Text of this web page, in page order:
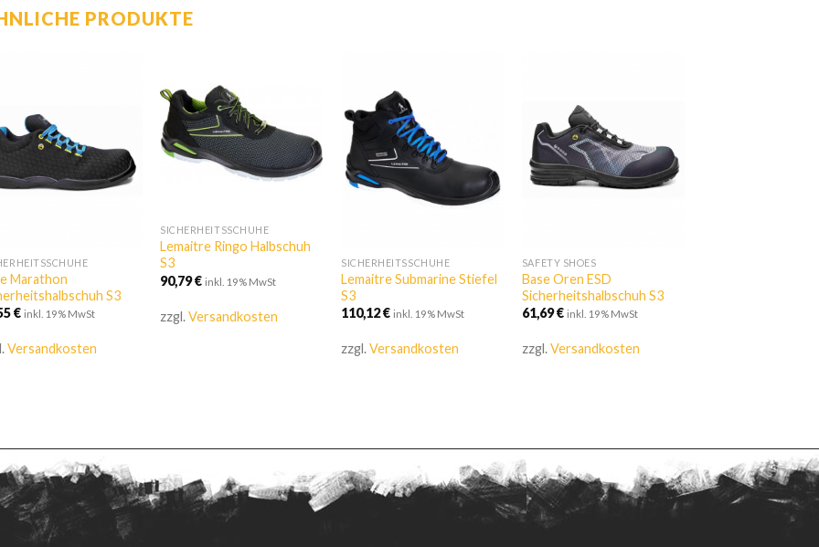
PRODUKTE
Marathon
S3
€ inkl. 19% MwSt
Versandkosten
Wunschliste
hinzufügen
SICHERHEITSSCHUHE
Lemaitre Ringo Halbschuh
S3
90,79€ inkl. 19% MwSt
zzgl.Versandkosten
SICHERHEITSSCHUHE
Lemaitre Submarine Stiefel
S3
110,12€ inkl. 19% MwSt
zzgl.Versandkosten
SAFETY SHOES
Base Oren ESD
Sicherheitshalbschuh S3
61,69€ inkl. 19% MwSt
zzgl.Versandkosten